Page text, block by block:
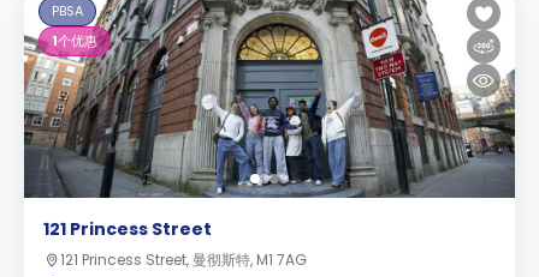
PBSA
1个优惠
121 Princess Street
121 Princess Street, 曼彻斯特, M1 7AG